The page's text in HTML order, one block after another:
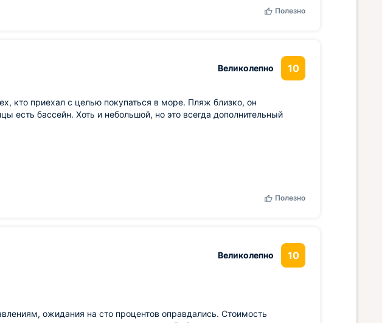
Полезно
Великолепно 10
кто приехал с целью покупаться в море. Пляж близко, он
есть бассейн. Хоть и небольшой, но это всегда дополнительный
Полезно
Великолепно 10
ожидания на сто процентов оправдались. Стоимость